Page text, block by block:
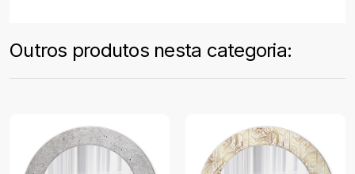
Outros produtos nesta categoria: